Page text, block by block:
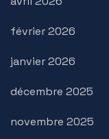
février 2026
janvier 2026
décembre 2025
novembre 2025